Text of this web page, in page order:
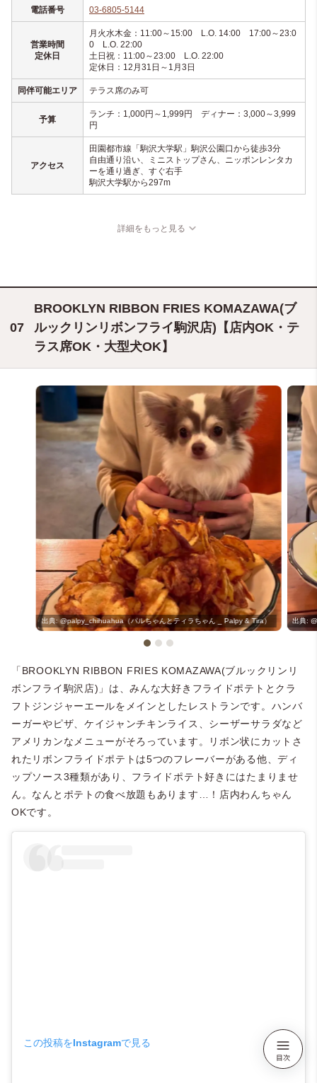
電話番号 03-6805-5144
営業時間
定休日
月火水木金：11:00～15:00 L.O. 14:00 17:00～23:0
0 L.O. 22:00
土日祝：11:00～23:00 L.O. 22:00
定休日：12月31日～1月3日
同伴可能エリア テラス席のみ可
予算
ランチ：1,000円～1,999円 ディナー：3,000～3,999
円
アクセス
田園都市線「駒沢大学駅」駒沢公園口から徒歩3分
自由通り沿い、ミニストップさん、ニッポンレンタカ
ーを通り過ぎ、すぐ右手
駒沢大学駅から297m
詳細をもっと見る
BROOKLYN RIBBON FRIES KOMAZAWA(ブ
ルックリンリボンフライ駒沢店)【店内OK・テ
ラス席OK・大型犬OK】
@palpy_chihuahua（パルちゃんとティラちゃん _ Palpy & Tira）
「BROOKLYN RIBBON FRIES KOMAZAWA(ブルックリンリ
ボンフライ駒沢店)」は、みんな大好きフライドポテトとクラ
フトジンジャーエールをメインとしたレストランです。ハンバ
ーガーやピザ、ケイジャンチキンライス、シーザーサラダなど
アメリカンなメニューがそろっています。リボン状にカットさ
れたリボンフライドポテトは5つのフレーバーがある他、ディ
ップソース3種類があり、フライドポテト好きにはたまりませ
ん。なんとポテトの食べ放題もあります…！店内わんちゃん
OKです。
この投稿をInstagramで見る